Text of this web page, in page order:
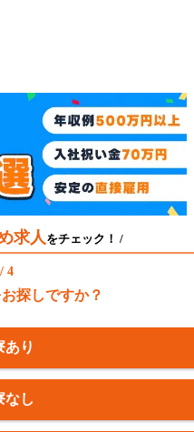
求人をチェック！ /
4
探しですか？
あり
なし